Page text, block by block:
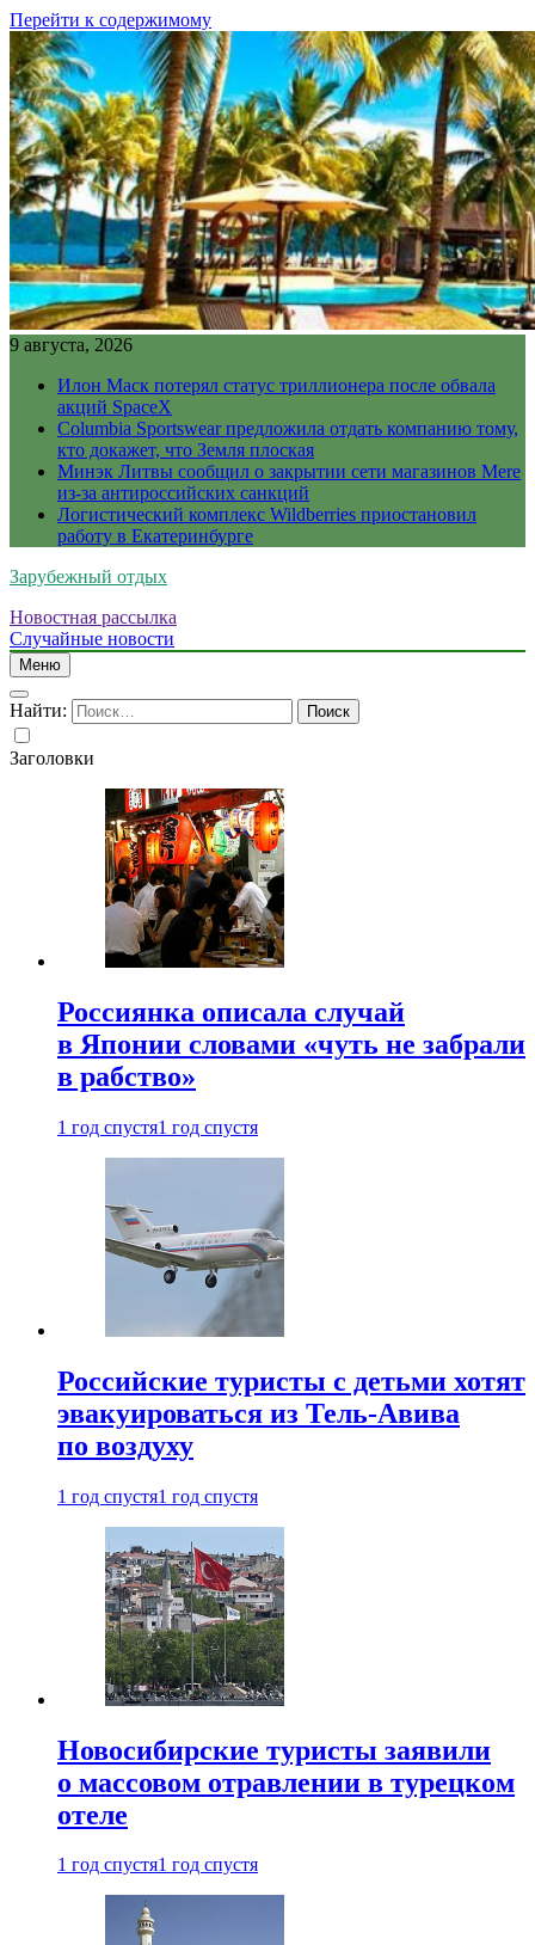
Перейти к содержимому
9 августа, 2026
Илон Маск потерял статус триллионера после обвала
акций SpaceX
Columbia Sportswear предложила отдать компанию тому,
кто докажет, что Земля плоская
Минэк Литвы сообщил о закрытии сети магазинов Mere
из-за антироссийских санкций
Логистический комплекс Wildberries приостановил
работу в Екатеринбурге
Зарубежный отдых
Новостная рассылка
Случайные новости
Меню
Найти:
Заголовки
Россиянка описала случай
в Японии словами «чуть не забрали
в рабство»
1 год спустя1 год спустя
Российские туристы с детьми хотят
эвакуироваться из Тель-Авива
по воздуху
1 год спустя1 год спустя
Новосибирские туристы заявили
о массовом отравлении в турецком
отеле
1 год спустя1 год спустя